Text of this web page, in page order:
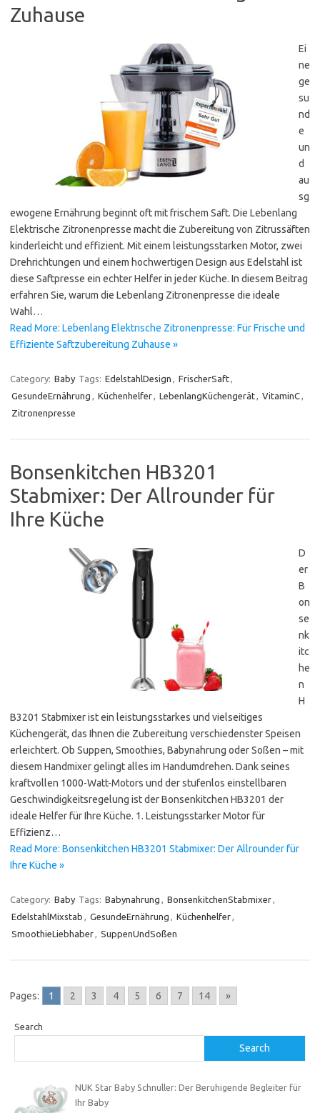
Zuhause
Ei
ne
ge
su
nd
e
un
d
au
sg
ewogene Ernährung beginnt oft mit frischem Saft. Die Lebenlang
Elektrische Zitronenpresse macht die Zubereitung von Zitrussäften
kinderleicht und effizient. Mit einem leistungsstarken Motor, zwei
Drehrichtungen und einem hochwertigen Design aus Edelstahl ist
diese Saftpresse ein echter Helfer in jeder Küche. In diesem Beitrag
erfahren Sie, warum die Lebenlang Zitronenpresse die ideale
Wahl…
Read More: Lebenlang Elektrische Zitronenpresse: Für Frische und
Effiziente Saftzubereitung Zuhause »
Category: Baby Tags: EdelstahlDesign , FrischerSaft,
GesundeErnährung , Küchenhelfer, LebenlangKüchengerät, VitaminC,
Zitronenpresse
Bonsenkitchen HB3201
Stabmixer: Der Allrounder für
Ihre Küche
D
er
B
on
se
nk
itc
he
n
H
B3201 Stabmixer ist ein leistungsstarkes und vielseitiges
Küchengerät, das Ihnen die Zubereitung verschiedenster Speisen
erleichtert. Ob Suppen, Smoothies, Babynahrung oder Soßen – mit
diesem Handmixer gelingt alles im Handumdrehen. Dank seines
kraftvollen 1000-Watt-Motors und der stufenlos einstellbaren
Geschwindigkeitsregelung ist der Bonsenkitchen HB3201 der
ideale Helfer für Ihre Küche. 1. Leistungsstarker Motor für
Effizienz…
Read More: Bonsenkitchen HB3201 Stabmixer: Der Allrounder für
Ihre Küche »
Category: Baby Tags: Babynahrung , BonsenkitchenStabmixer,
EdelstahlMixstab , GesundeErnährung , Küchenhelfer,
SmoothieLiebhaber, SuppenUndSoßen
Pages: 1 2 3 4 5 6 7 14 »
Search
Search
NUK Star Baby Schnuller: Der Beruhigende Begleiter für
Ihr Baby